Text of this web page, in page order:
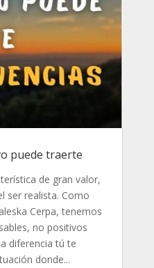
puede traerte
de gran valor,
ser realista. Como
Cerpa, tenemos
no positivos
diferencia tú te
donde...